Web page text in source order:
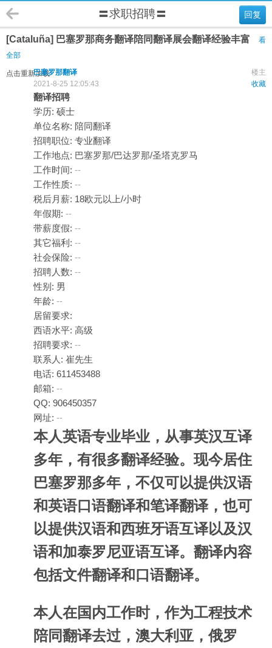
回复
〓求职招聘〓
[Cataluña] 巴塞罗那商务翻译陪同翻译展会翻译经验丰富
看
全部
点击重新加载 楼主
巴塞罗那翻译
收藏
2021-8-25 12:05:43
翻译招聘
学历: 硕士
单位名称: 陪同翻译
招聘职位: 专业翻译
工作地点: 巴塞罗那/巴达罗那/圣塔克罗马
工作时间: --
工作性质: --
税后月薪: 18欧元以上/小时
年假期: --
带薪度假: --
其它福利: --
社会保险: --
招聘人数: --
性别: 男
年龄: --
居留要求:
西语水平: 高级
招聘要求: --
联系人: 崔先生
电话: 611453488
邮箱: --
QQ: 906450357
网址: --
本人英语专业毕业，从事英汉互译
多年，有很多翻译经验。现今居住
巴塞罗那多年，不仅可以提供汉语
和英语口语翻译和笔译翻译，也可
以提供汉语和西班牙语互译以及汉
语和加泰罗尼亚语互译。翻译内容
包括文件翻译和口语翻译。
本人在国内工作时，作为工程技术
陪同翻译去过，澳大利亚，俄罗